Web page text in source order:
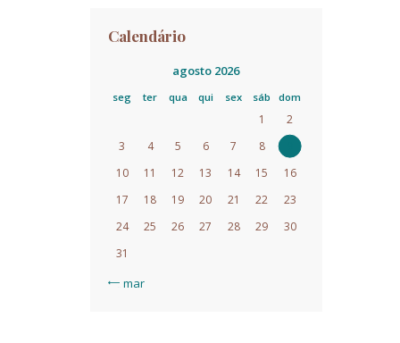
Calendário
agosto 2026
seg ter qua qui sex sáb dom
1
2
3
4 5 6 7 8
10
11 12 13 14 15
16
17
18 19 20 21 22
23
24
25 26 27 28 29
30
31
« mar